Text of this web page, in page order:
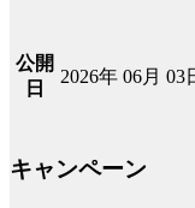
公開
日
2026年 06月 03
キャンペーン